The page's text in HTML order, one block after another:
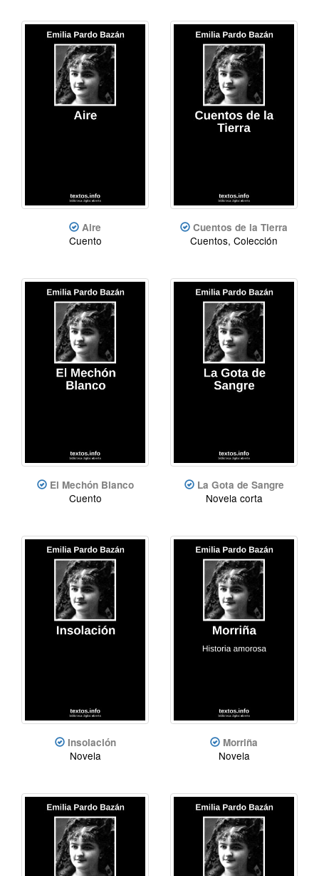
Aire
Cuento
Cuentos de la Tierra
Cuentos, Colección
El Mechón Blanco
Cuento
La Gota de Sangre
Novela corta
Insolación
Novela
Morriña
Novela